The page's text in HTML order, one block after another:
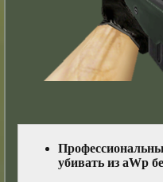
убивать из aWp